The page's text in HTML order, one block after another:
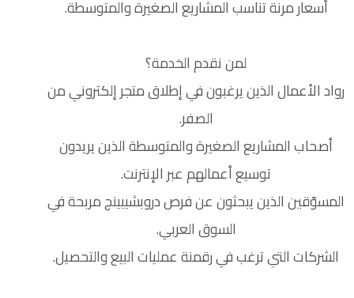
أسعار مرنة تناسب المشاريع الصغيرة والمتوسطة.
لمن نقدم الخدمة؟
رواد الأعمال الذين يرغبون في إطلاق متجر إلكتروني من
الصفر.
أصحاب المشاريع الصغيرة والمتوسطة الذين يريدون
توسيع أعمالهم عبر الإنترنت.
المسوّقين الذين يبحثون عن فرص دروبشيبينج مربحة في
السوق العربي.
الشركات التي ترغب في رقمنة عمليات البيع والتحصيل.